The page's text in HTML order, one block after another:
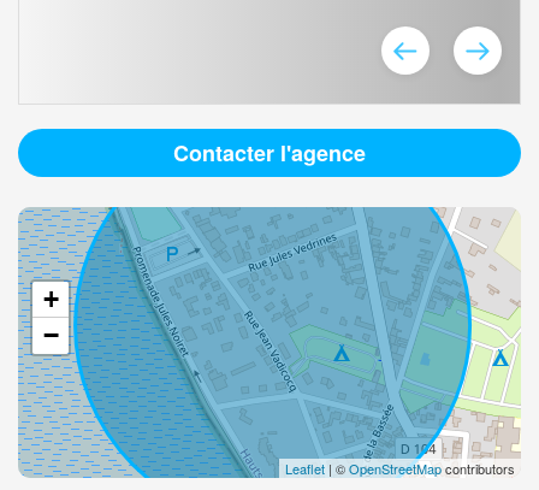
Contacter l'agence
+
−
Leaflet | ©OpenStreetMapcontributors